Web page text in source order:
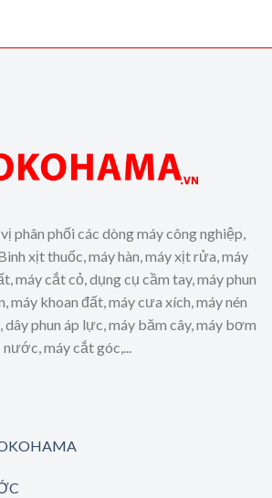
phân phối các dòng máy công nghiệp,
xịt thuốc, máy hàn, máy xịt rửa, máy
máy cắt cỏ, dụng cụ cầm tay, máy phun
máy khoan đất, máy cưa xích, máy nén
dây phun áp lực, máy băm cây, máy bơm
nước, máy cắt góc,...